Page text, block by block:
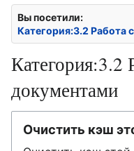
Вы посетили:
Категория:3.2 Работа
Категория:3.2
документами
Очистить кэш